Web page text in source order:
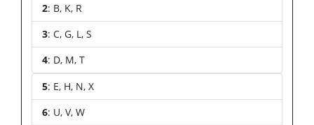
2: B, K, R
3: C, G, L, S
4: D, M, T
5: E, H, N, X
6: U, V, W